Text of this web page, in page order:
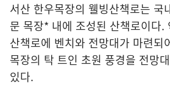
서산 한우목장의 웰빙산책로는 국
문 목장* 내에 조성된 산책로이다.
산책로에 벤치와 전망대가 마련되
목장의 탁 트인 초원 풍경을 전망
있다.